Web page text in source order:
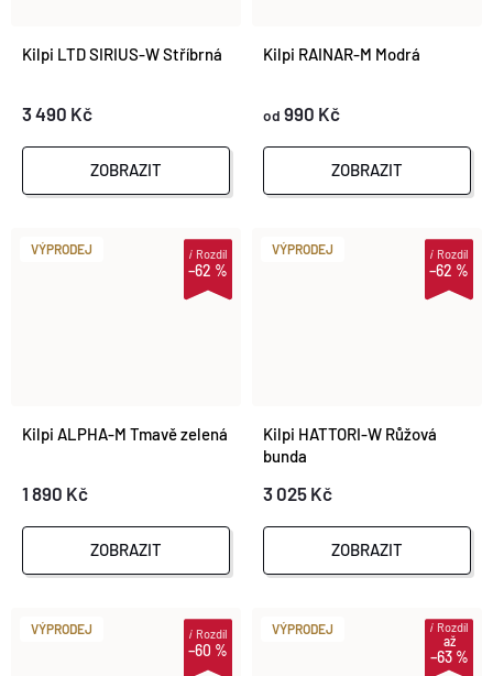
Kilpi LTD SIRIUS-W Stříbrná
3 490 Kč
ZOBRAZIT
Kilpi RAINAR-M Modrá
od 990 Kč
ZOBRAZIT
VÝPRODEJ
–62 %
iRozdíl
Kilpi ALPHA-M Tmavě zelená
1 890 Kč
ZOBRAZIT
VÝPRODEJ
–62 %
iRozdíl
Kilpi HATTORI-W Růžová
bunda
3 025 Kč
ZOBRAZIT
VÝPRODEJ
–60 %
iRozdíl
VÝPRODEJ
až
–63 %
iRozdíl